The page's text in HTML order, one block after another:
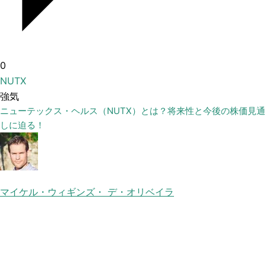
0
NUTX
強気
ニューテックス・ヘルス（NUTX）とは？将来性と今後の株価見通
しに迫る！
マイケル・ウィギンズ・ デ・オリベイラ